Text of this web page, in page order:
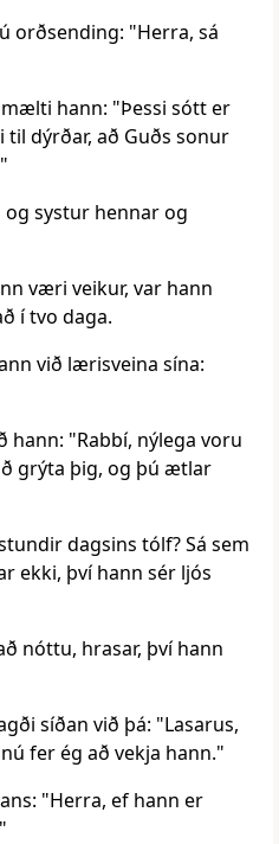
orðsending: "Herra, sá
hann: "Þessi sótt er
dýrðar, að Guðs sonur
og systur hennar og
væri veikur, var hann
í tvo daga.
við lærisveina sína:
"Rabbí, nýlega voru
grýta þig, og þú ætlar
dagsins tólf? Sá sem
ekki, því hann sér ljós
nóttu, hrasar, því hann
síðan við þá: "Lasarus,
fer ég að vekja hann."
"Herra, ef hann er